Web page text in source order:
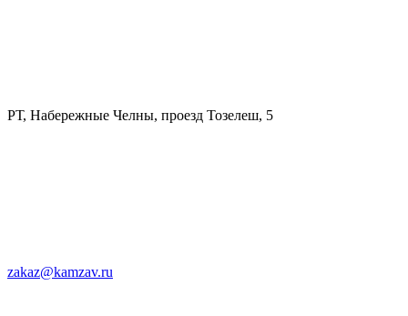
РТ, Набережные Челны, проезд Тозелеш, 5
zakaz@kamzav.ru